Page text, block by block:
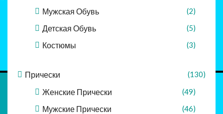
Мужская Обувь (2)
Детская Обувь (5)
Костюмы (3)
Прически (130)
Женские Прически (49)
Мужские Прически (46)